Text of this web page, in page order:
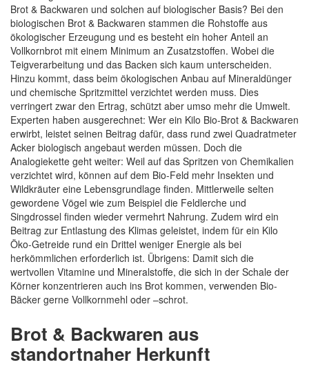
Brot & Backwaren und solchen auf biologischer Basis? Bei den
biologischen Brot & Backwaren stammen die Rohstoffe aus
ökologischer Erzeugung und es besteht ein hoher Anteil an
Vollkornbrot mit einem Minimum an Zusatzstoffen. Wobei die
Teigverarbeitung und das Backen sich kaum unterscheiden.
Hinzu kommt, dass beim ökologischen Anbau auf Mineraldünger
und chemische Spritzmittel verzichtet werden muss. Dies
verringert zwar den Ertrag, schützt aber umso mehr die Umwelt.
Experten haben ausgerechnet: Wer ein Kilo Bio-Brot & Backwaren
erwirbt, leistet seinen Beitrag dafür, dass rund zwei Quadratmeter
Acker biologisch angebaut werden müssen. Doch die
Analogiekette geht weiter: Weil auf das Spritzen von Chemikalien
verzichtet wird, können auf dem Bio-Feld mehr Insekten und
Wildkräuter eine Lebensgrundlage finden. Mittlerweile selten
gewordene Vögel wie zum Beispiel die Feldlerche und
Singdrossel finden wieder vermehrt Nahrung. Zudem wird ein
Beitrag zur Entlastung des Klimas geleistet, indem für ein Kilo
Öko-Getreide rund ein Drittel weniger Energie als bei
herkömmlichen erforderlich ist. Übrigens: Damit sich die
wertvollen Vitamine und Mineralstoffe, die sich in der Schale der
Körner konzentrieren auch ins Brot kommen, verwenden Bio-
Bäcker gerne Vollkornmehl oder –schrot.
Brot & Backwaren aus
standortnaher Herkunft